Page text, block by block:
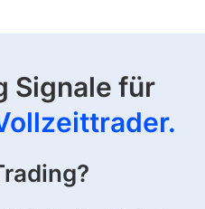
Signale für